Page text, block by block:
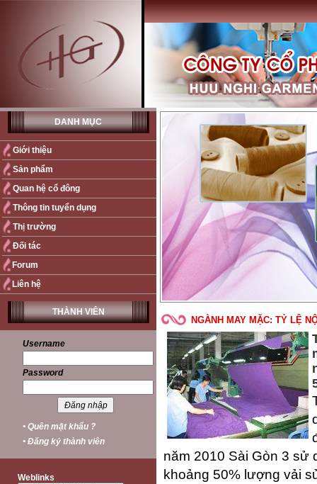
DANH MỤC
Giới thiệu
Sản phẩm
Quan hệ cổ đông
Thông tin tuyển dụng
Thị trường
Đối tác
Forum
Liên hệ
THÀNH VIÊN
Username
Password
• Quên mật khẩu ?
• Đăng ký thành viên
Weblinks
NGÀNH MAY MẶC: TỶ LỆ
năm 2010 Sài Gòn 3 sử
khoảng 50% lượng vải